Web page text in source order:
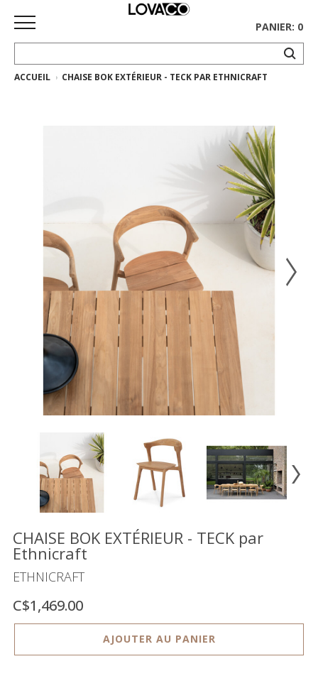
ACCUEIL
Collection
Tapis
Vente
démonstrateurs
Luminaires
Miroirs
LISTE
SOUHAITS
US
PANIER: 0
ACCUEIL CHAISE BOK EXTÉRIEUR - TECK PAR ETHNICRAFT
CHAISE BOK EXTÉRIEUR - TECK par
Ethnicraft
ETHNICRAFT
C$1,469.00
AJOUTER AU PANIER